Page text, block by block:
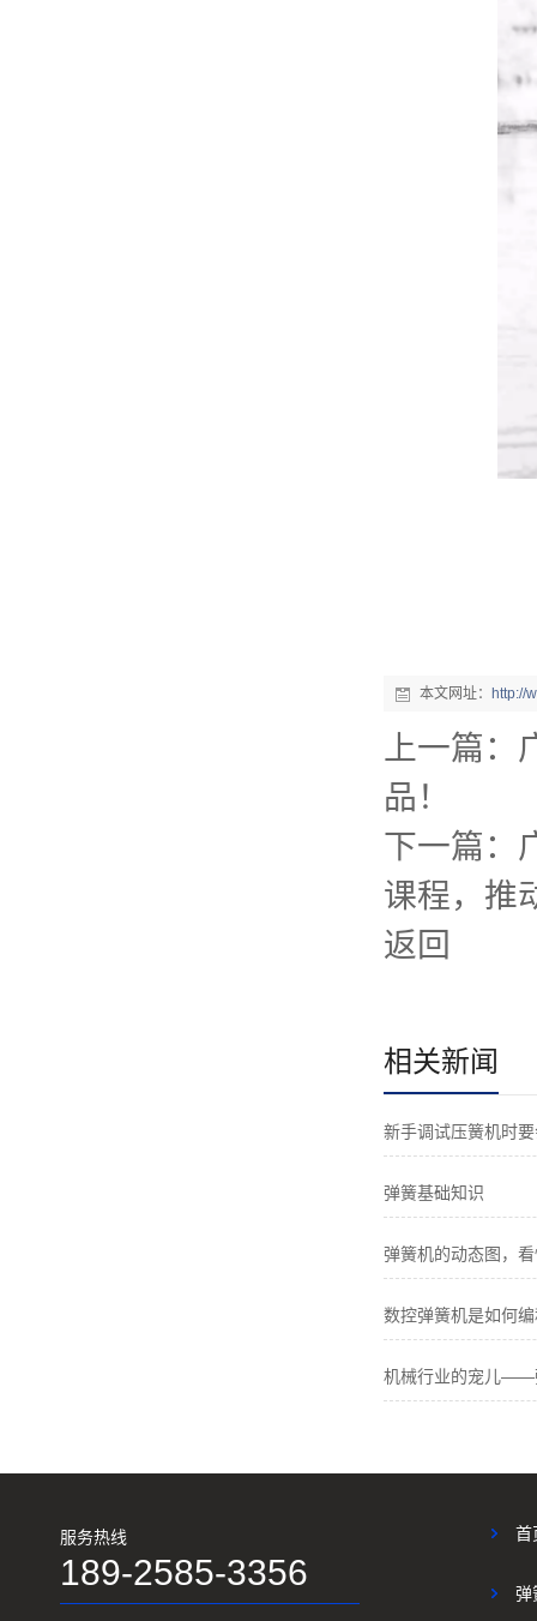
本文网址： http://
上一篇：
品！
下一篇：
课程，推
返回
相关新闻
新手调试压簧机时
弹簧基础知识
弹簧机的动态图，
数控弹簧机是如何
机械行业的宠儿——
服务热线
189-2585-3356
首
弹